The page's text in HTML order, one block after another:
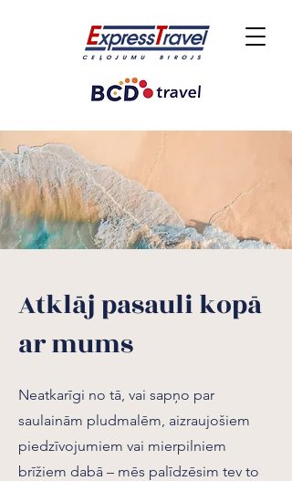
Atklāj pasauli kopā
ar mums
Neatkarīgi no tā, vai sapņo par
saulainām pludmalēm, aizraujošiem
piedzīvojumiem vai mierpilniem
brīžiem dabā – mēs palīdzēsim tev to